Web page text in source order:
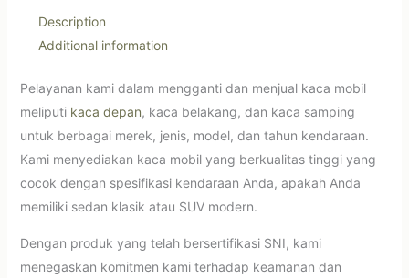
Description
Additional information
Pelayanan kami dalam mengganti dan menjual kaca mobil
meliputi kaca depan, kaca belakang, dan kaca samping
untuk berbagai merek, jenis, model, dan tahun kendaraan.
Kami menyediakan kaca mobil yang berkualitas tinggi yang
cocok dengan spesifikasi kendaraan Anda, apakah Anda
memiliki sedan klasik atau SUV modern.
Dengan produk yang telah bersertifikasi SNI, kami
menegaskan komitmen kami terhadap keamanan dan